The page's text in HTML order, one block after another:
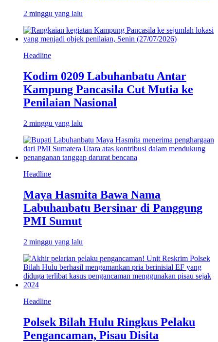
2 minggu yang lalu
Headline
Kodim 0209 Labuhanbatu Antar
Kampung Pancasila Cut Mutia ke
Penilaian Nasional
2 minggu yang lalu
Headline
Maya Hasmita Bawa Nama
Labuhanbatu Bersinar di Panggung
PMI Sumut
2 minggu yang lalu
Headline
Polsek Bilah Hulu Ringkus Pelaku
Pengancaman, Pisau Disita